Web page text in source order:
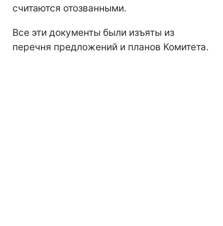
считаются отозванными.
Все эти документы были изъяты из
перечня предложений и планов Комитета.